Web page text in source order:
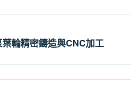
輪精密鑄造與CNC加工